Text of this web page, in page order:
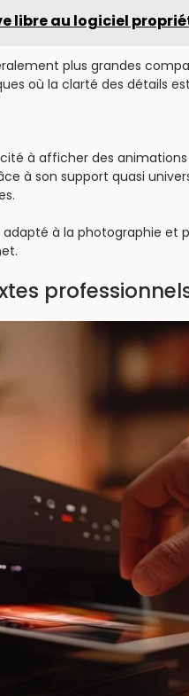
libre au logiciel
plus grandes
où la clarté des détails
à afficher des
à son support quasi
à la photographie et